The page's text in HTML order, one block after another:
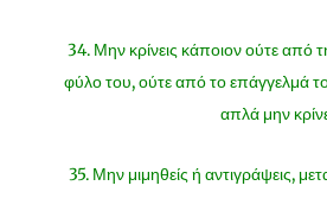
34. Μην κρίνεις κάποιον ούτε από
φύλο του, ούτε από το επάγγελμά
απλά μην
35. Μην μιμηθείς ή αντιγράψεις,